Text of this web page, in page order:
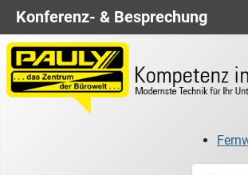
Konferenz- & Besprechung